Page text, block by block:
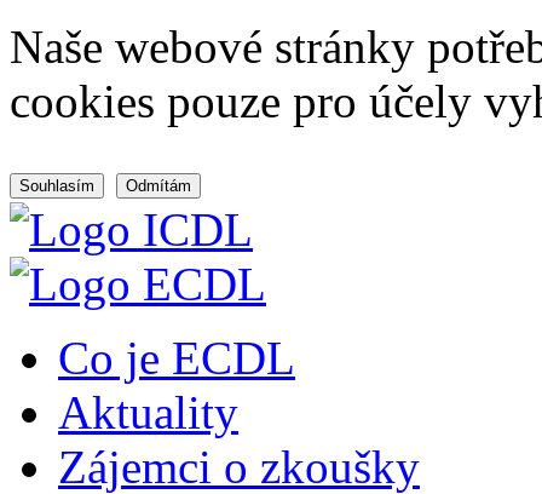
Naše webové stránky
cookies pouze pro účely
Souhlasím Odmítám
Co je ECDL
Aktuality
Zájemci o zkoušky